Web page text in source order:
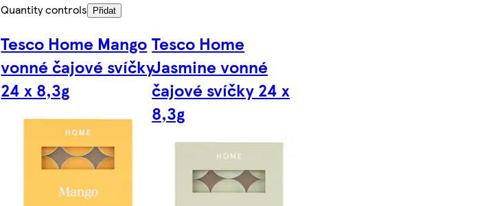
Quantity controls
Přidat
Tesco Home Mango
vonné čajové svíčky
24 x 8,3g
Tesco Home
Jasmine vonné
čajové svíčky 24 x
8,3g